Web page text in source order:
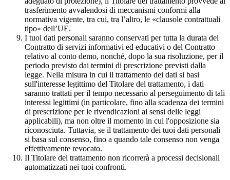
trasferimento avvalendosi di meccanismi conformi alla
normativa vigente, tra cui, tra l’altro, le «clausole contrattuali
tipo» dell’UE.
I tuoi dati personali saranno conservati per tutta la durata del
Contratto di servizi informativi ed educativi o del Contratto
relativo al conto demo, nonché, dopo la sua risoluzione, per il
periodo previsto dai termini di prescrizione previsti dalla
legge. Nella misura in cui il trattamento dei dati si basi
sull'interesse legittimo del Titolare del trattamento, i dati
saranno trattati per il tempo necessario al perseguimento di tali
interessi legittimi (in particolare, fino alla scadenza dei termini
di prescrizione per le rivendicazioni ai sensi delle leggi
applicabili), ma non oltre il momento in cui l'opposizione sia
riconosciuta. Tuttavia, se il trattamento dei tuoi dati personali
si basa sul consenso, fino a quando tale consenso non venga
effettivamente revocato.
Il Titolare del trattamento non ricorrerà a processi decisionali
automatizzati nei tuoi confronti.